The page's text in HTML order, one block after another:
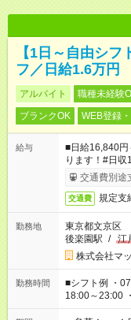
【1日～自由シ
フ／日給1.6万円
アルバイト 職種未経験
ブランクOK
WEB登録
給与
■日給16,840
ります！#日収
交通費別途
交通費 規定支
勤務地
東京都文京区
後楽園駅 / 江
株式会社マ
勤務時間
■シフト例 ・
18:00～23:00
etc ★最短で3時間で5,120円のお仕事から 15時間で2万円近く稼